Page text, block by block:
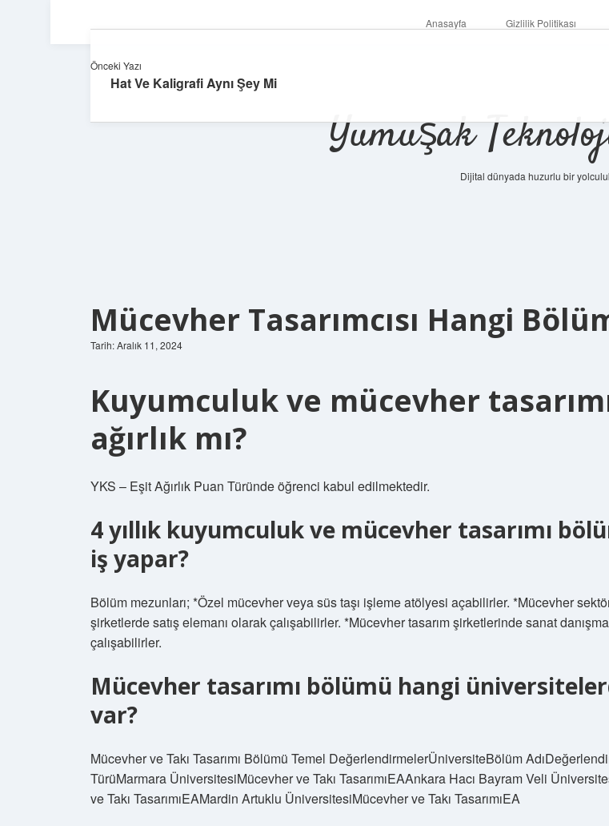
Anasayfa Gizlilik Politikası
Yumuşak
Dijital dünyada huzurlu bir
Mücevher Tasarımcısı Hangi
Tarih: Aralık 11, 2024
Kuyumculuk ve mücevher
ağırlık mı?
YKS – Eşit Ağırlık Puan Türünde öğrenci kabul edilmektedir.
4 yıllık kuyumculuk ve mücevher tasarımı
iş yapar?
Bölüm mezunları; *Özel mücevher veya süs taşı işleme atölyesi açabilirler. *Mücevher
şirketlerde satış elemanı olarak çalışabilirler. *Mücevher tasarım şirketlerinde sanat
çalışabilirler.
Mücevher tasarımı bölümü hangi
var?
Mücevher ve Takı Tasarımı Bölümü Temel DeğerlendirmelerÜniversiteBölüm
TürüMarmara ÜniversitesiMücevher ve Takı TasarımıEAAnkara Hacı Bayram Veli
ve Takı TasarımıEAMardin Artuklu ÜniversitesiMücevher ve Takı TasarımıEA
Önceki Yazı
Hat Ve Kaligrafi Aynı Şey Mi